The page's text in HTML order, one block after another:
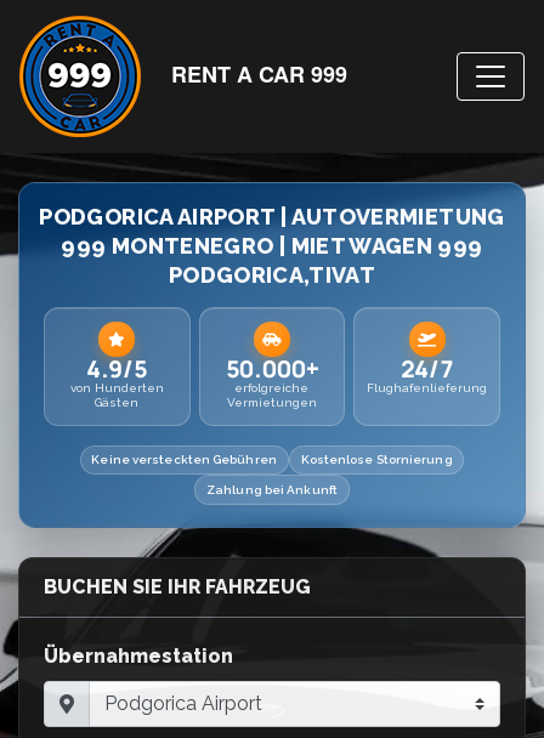
RENT A CAR 999
PODGORICA AIRPORT | AUTOVERMIETUNG
999 MONTENEGRO | MIET WAGEN 999
PODGORICA,TIVAT
4.9/5
von Hunderten
Gästen
50.000+
erfolgreiche
Vermietungen
24/7
Flughafenlieferung
Keine versteckten Gebühren Kostenlose Stornierung
Zahlung bei Ankunft
BUCHEN SIE IHR FAHRZEUG
Übernahmestation